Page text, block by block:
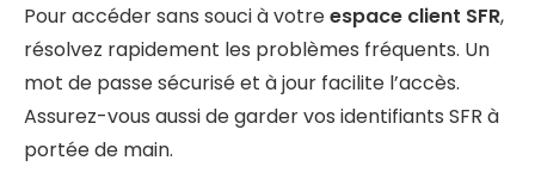
Pour accéder sans souci à votreespace client SFR,
résolvez rapidement les problèmes fréquents. Un
mot de passe sécurisé et à jour facilite l’accès.
Assurez-vous aussi de garder vos identifiants SFR à
portée de main.